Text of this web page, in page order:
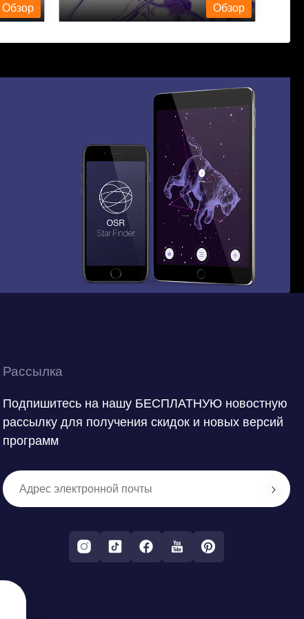
Обзор Обзор
Рассылка
Подпишитесь на нашу БЕСПЛАТНУЮ новостную
рассылку для получения скидок и новых версий
программ